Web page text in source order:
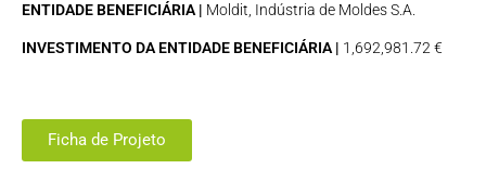
ENTIDADE BENEFICIÁRIA | Moldit, Indústria de Moldes S.A.
INVESTIMENTO DA ENTIDADE BENEFICIÁRIA | 1,692,981.72 €
Ficha de Projeto